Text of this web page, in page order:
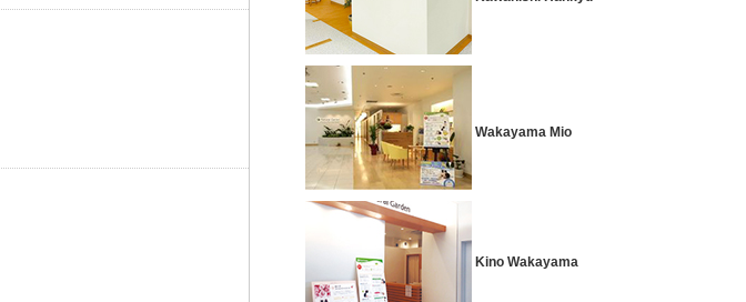
Wakayama Mio
Kino Wakayama